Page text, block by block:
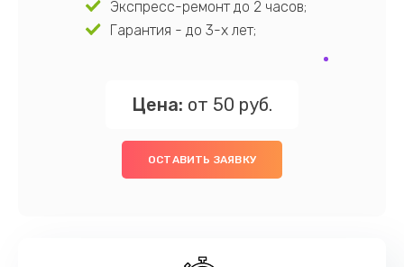
Экспресс-ремонт до 2 часов;
Гарантия - до 3-х лет;
Цена: от 50 руб.
ОСТАВИТЬ ЗАЯВКУ